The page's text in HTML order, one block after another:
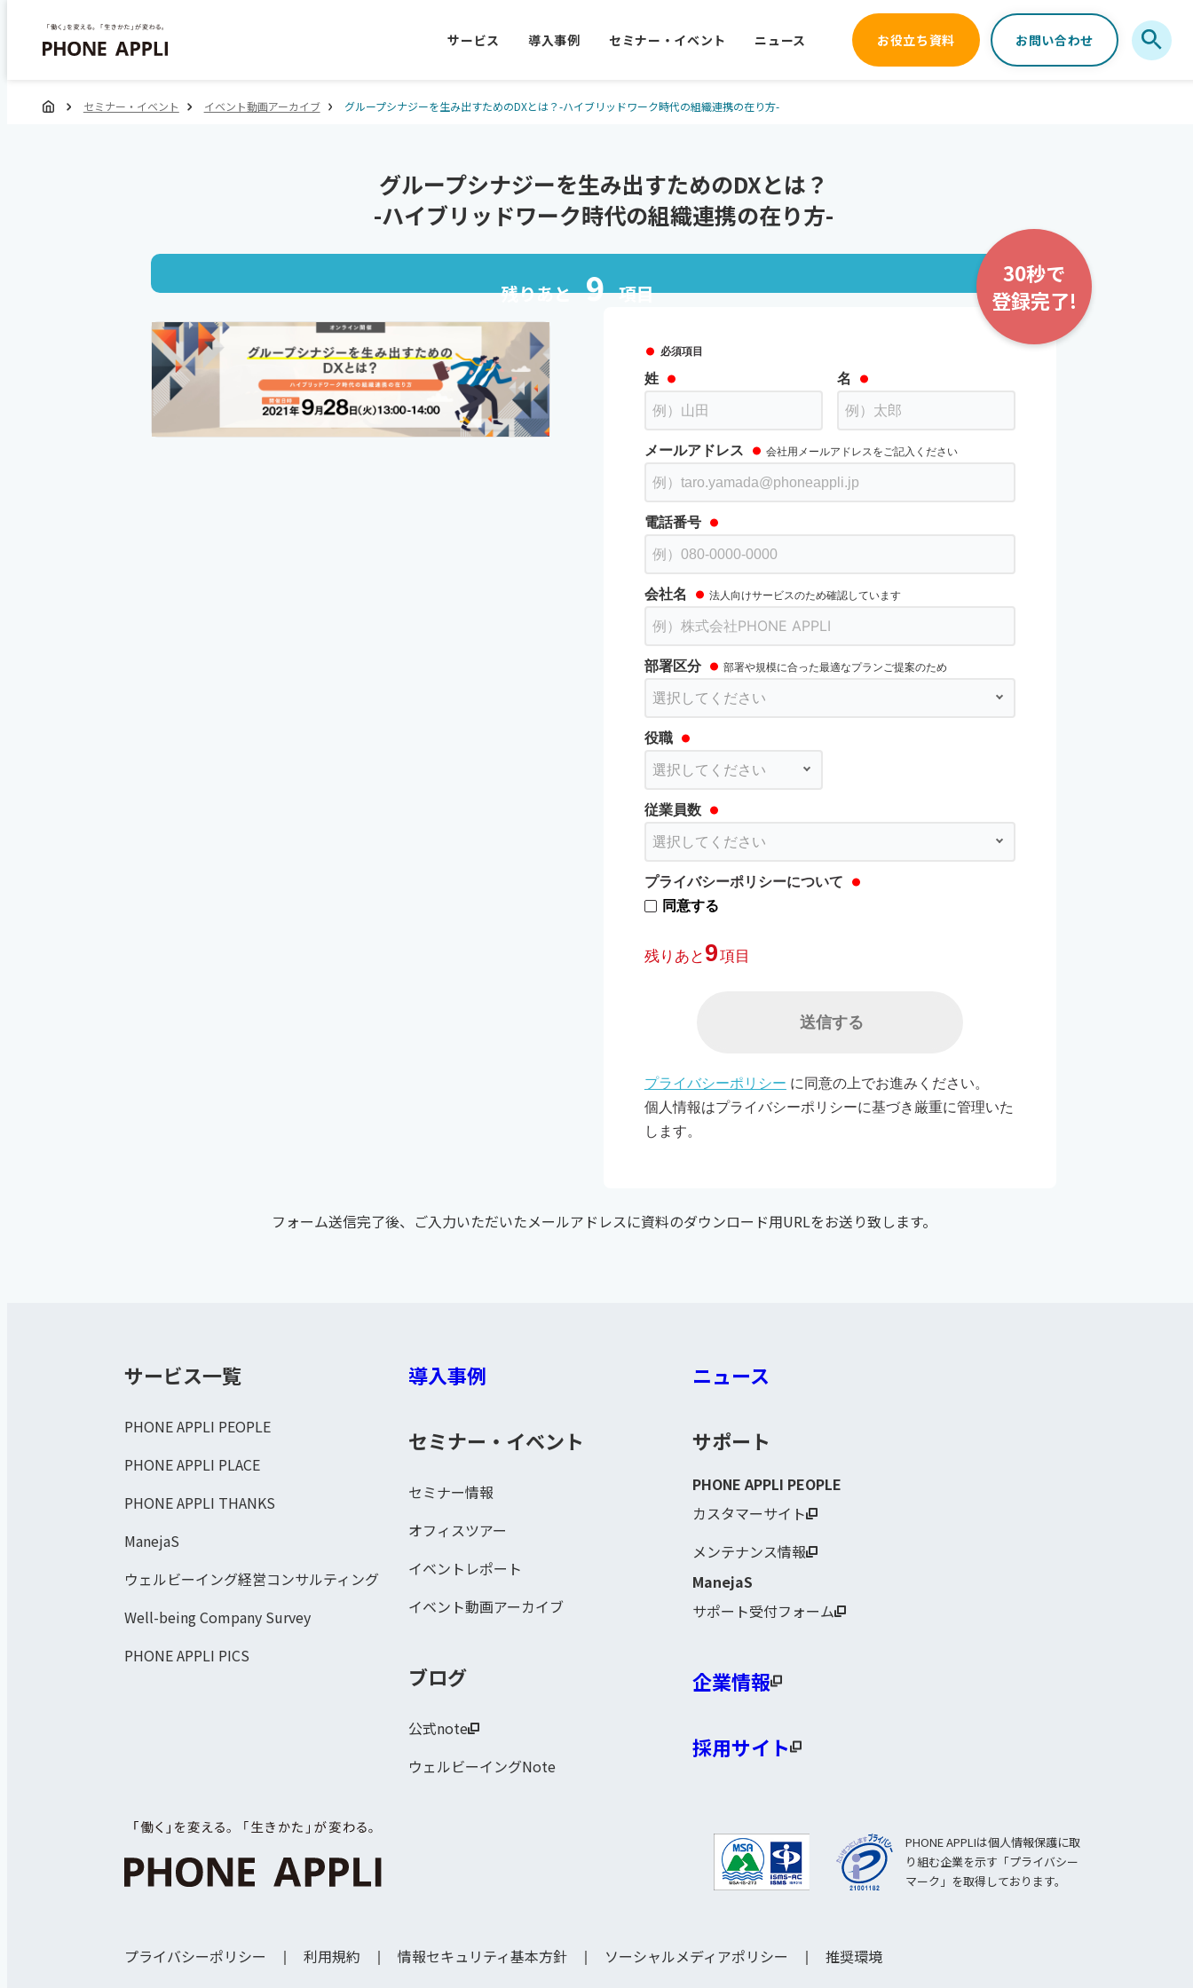
サービス 導入事例 セミナー・イベント ニュース お役立ち資料 お問い合わせ
セミナー・イベント イベント動画アーカイブ グループシナジーを生み出すためのDXとは？-ハイブリッドワーク時代の組織連携の在り方-
グループシナジーを生み出すためのDXとは？
-ハイブリッドワーク時代の組織連携の在り方-
30秒で
登録完了!
残りあと 9 項目
フォーム送信完了後、ご入力いただいたメールアドレスに資料のダウンロード用URLをお送り致します。
サービス一覧
PHONE APPLI PEOPLE
PHONE APPLI PLACE
PHONE APPLI THANKS
ManejaS
ウェルビーイング経営コンサルティング
Well-being Company Survey
PHONE APPLI PICS
導入事例
セミナー・イベント
セミナー情報
オフィスツアー
イベントレポート
イベント動画アーカイブ
ブログ
公式note
ウェルビーイングNote
ニュース
サポート
PHONE APPLI PEOPLE
カスタマーサイト
メンテナンス情報
ManejaS
サポート受付フォーム
企業情報
採用サイト
PHONE APPLIは個人情報保護に取
り組む企業を示す「プライバシー
マーク」を取得しております。
プライバシーポリシー 利用規約 情報セキュリティ基本方針 ソーシャルメディアポリシー 推奨環境